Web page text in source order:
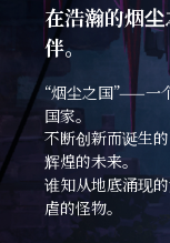
在浩瀚的烟
伴。
“烟尘之国”——一
国家。
不断创新而诞生
辉煌的未来。
谁知从地底涌现
虐的怪物。